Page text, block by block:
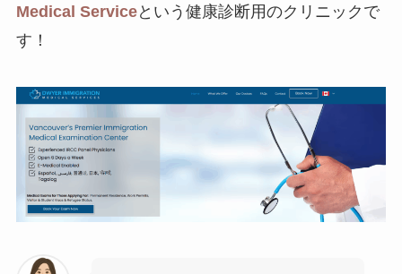
Medical Serviceという健康診断用のクリニックで
す！